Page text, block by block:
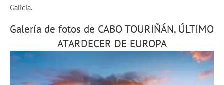
Galicia.
Galería de fotos de CABO TOURIÑÁN, ÚLTIMO
ATARDECER DE EUROPA